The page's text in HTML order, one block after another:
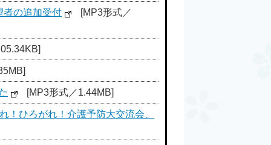
者の追加受付 [MP3形式／
[MP3形式／1.44MB]
！ひろがれ！介護予防大交流会、